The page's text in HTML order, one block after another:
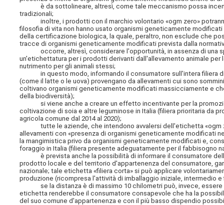
è da sottolineare, altresì, come tale meccanismo possa
tradizionali;
inoltre, i prodotti con il marchio volontario «ogm zero»
filosofia di vita non hanno usato organismi geneticamente
della certificazione biologica, la quale, peraltro, non esclude che
tracce di organismi geneticamente modificati prevista dalla
occorre, altresì, considerare l'opportunità, in assenza di una
un'etichettatura per i prodotti derivanti dall'allevamento animale
nutrimento per gli animali stessi;
in questo modo, informando il consumatore sull'intera filiera di
(come il latte o le uova) provengano da allevamenti cui sono
coltivano organismi geneticamente modificati massicciamente e
della biodiversità);
si viene anche a creare un effetto incentivante per la
coltivazione di soia e altre leguminose in Italia (filiera prioritaria da
agricola comune dal 2014 al 2020);
tutte le aziende, che intendono avvalersi dell'etichetta «ogm
allevamenti con «presenza di organismi geneticamente modificati
la mangimistica privo da organismi geneticamente modificati e,
foraggio in Italia (filiera presente adeguatamente per il fabbisogno
è prevista anche la possibilità di informare il consumatore
prodotto locale e del territorio d'appartenenza del consumatore,
nazionale; tale etichetta «filiera corta» si può applicare
produzione (ricompresa l'attività di imballaggio iniziale, intermedio
se la distanza è di massimo 10 chilometri può, invece, essere
etichetta renderebbe il consumatore consapevole che ha la
del suo comune d'appartenenza e con il più basso dispendio